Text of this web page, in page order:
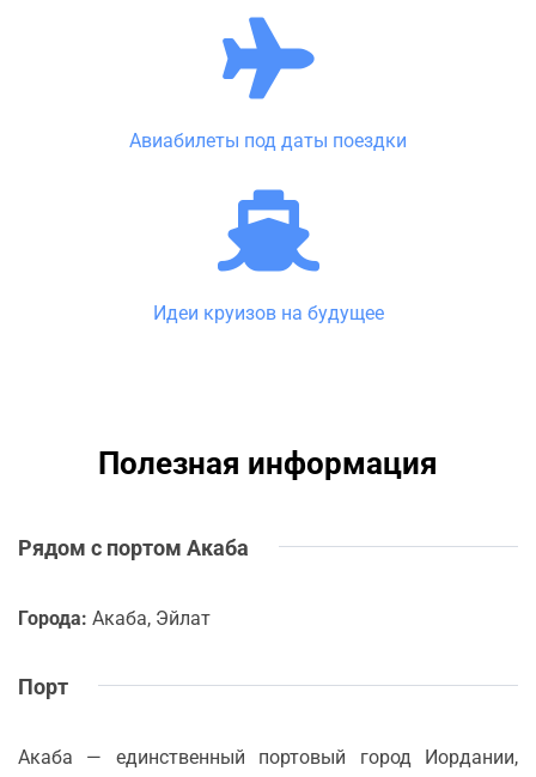
Авиабилеты под даты поездки
Идеи круизов на будущее
Полезная информация
Рядом с портом Акаба
Города: Акаба, Эйлат
Порт
Акаба — единственный портовый город Иордании,